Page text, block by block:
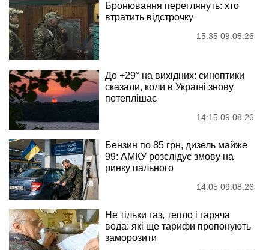
Бронювання переглянуть: хто
втратить відстрочку
15:35 09.08.26
До +29° на вихідних: синоптики
сказали, коли в Україні знову
потеплішає
14:15 09.08.26
Бензин по 85 грн, дизель майже
99: АМКУ розслідує змову на
ринку пального
14:05 09.08.26
Не тільки газ, тепло і гаряча
вода: які ще тарифи пропонують
заморозити